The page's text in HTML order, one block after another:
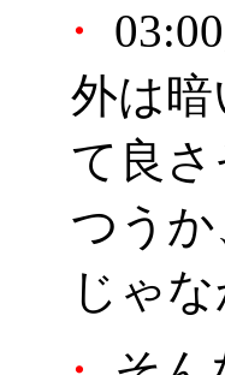
・
外は
て良さ
つう
じゃ